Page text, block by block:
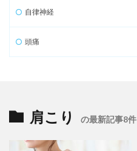
自律神経
頭痛
肩こり の最新記事8件